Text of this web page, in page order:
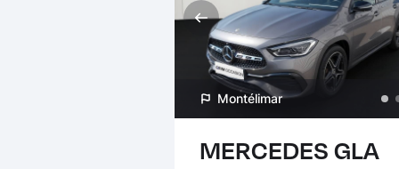
Montélimar
MERCEDES GLA